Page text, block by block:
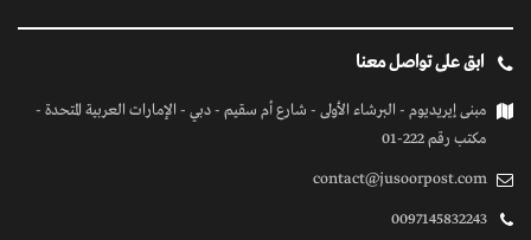
ابق على تواصل معنا
مبنى إيريديوم - البرشاء الأولى - شارع أم سقيم - دبي - الإمارات العربية المتحدة -
مكتب رقم 222-01
contact@jusoorpost.com
0097145832243